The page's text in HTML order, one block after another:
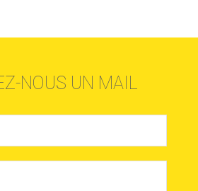
NOUS UN MAIL